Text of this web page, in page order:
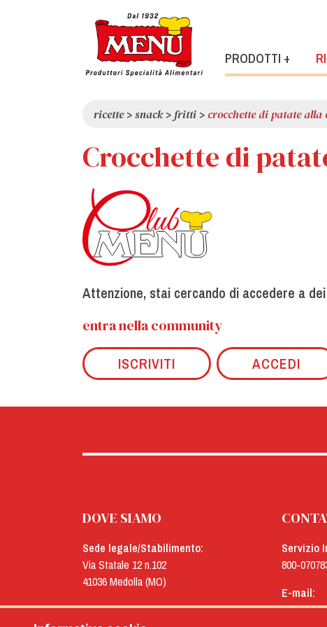
PRODOTTI +
ricette>snack> fritti >crocchette di patate alla
Crocchette di
Attenzione, stai cercando di accedere a
entra nella community
ISCRIVITI ACCEDI
DOVE SIAMO
Sede legale/Stabilimento:
Via Statale 12 n.102
41036 Medolla (MO)
Uffici:
Servizio
800-
E-mail: